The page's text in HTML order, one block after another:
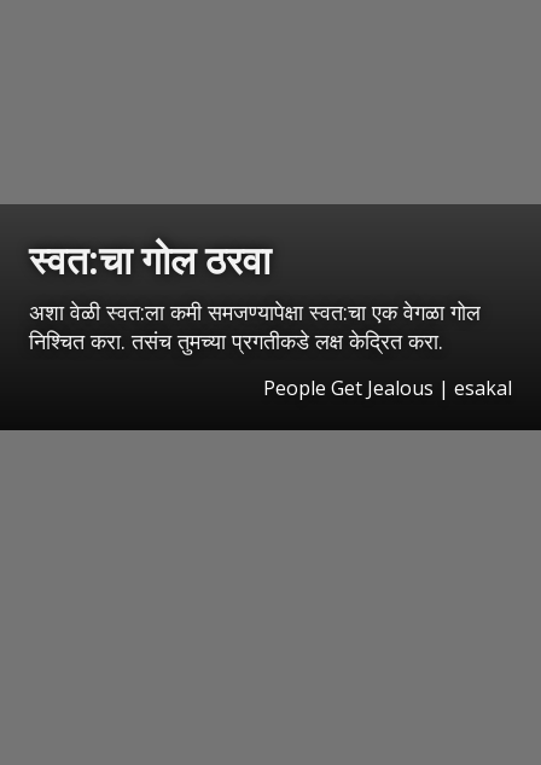
स्वत:चा गोल ठरवा
अशा वेळी स्वत:ला कमी समजण्यापेक्षा स्वत:चा एक वेगळा गोल
निश्चित करा. तसंच तुमच्या प्रगतीकडे लक्ष केद्रित करा.
People Get Jealous | esakal